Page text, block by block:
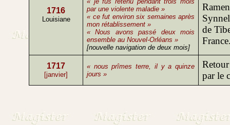
1716
Louisiane
par une violente maladie »
« ce fut environ six semaines après
mon rétablissement »
« Nous avons passé deux mois
ensemble au Nouvel-Orléans »
[nouvelle navigation de deux mois]
de
1717
[janvier]
« nous prîmes terre, il y a quinze
jours »
par le